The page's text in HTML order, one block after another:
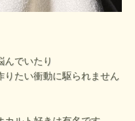
でいたり
りたい衝動に駆られません